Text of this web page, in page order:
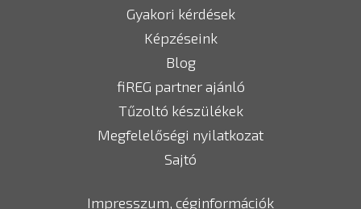
Gyakori kérdések
Képzéseink
Blog
fiREG partner ajánló
Tűzoltó készülékek
Megfelelőségi nyilatkozat
Sajtó
Impresszum, céginformációk